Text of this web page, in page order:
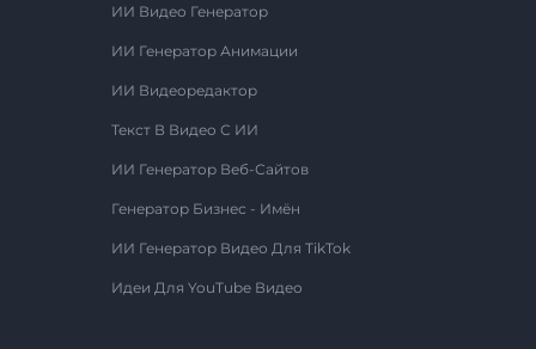
ИИ Видео Генератор
ИИ Генератор Анимации
ИИ Видеоредактор
Текст В Видео С ИИ
ИИ Генератор Веб-Сайтов
Генератор Бизнес - Имён
ИИ Генератор Видео Для TikTok
Идеи Для YouTube Видео